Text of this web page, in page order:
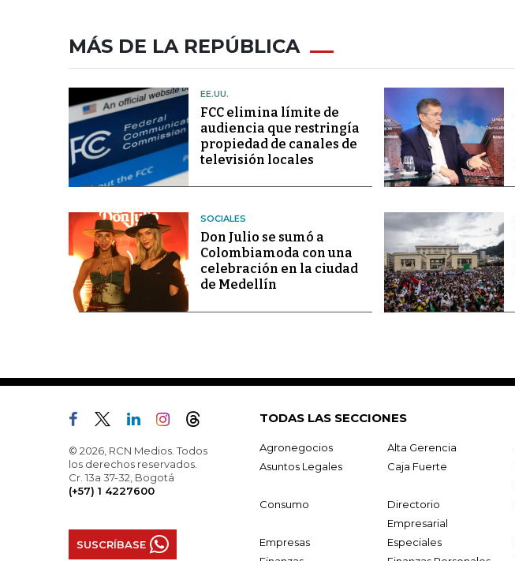
MÁS DE LA REPÚBLICA
EE.UU.
FCC elimina límite de
audiencia que restringía
propiedad de canales de
televisión locales
SOCIALES
Don Julio se sumó a
Colombiamoda con una
celebración en la ciudad
de Medellín
© 2026, RCN Medios. Todos
los derechos reservados.
Cr. 13a 37-32, Bogotá
(+57) 1 4227600
SUSCRÍBASE
TODAS LAS SECCIONES
Agronegocios Alta Gerencia
Asuntos Legales
Caja Fuerte
Consumo
Directorio
Empresarial
Empresas Especiales